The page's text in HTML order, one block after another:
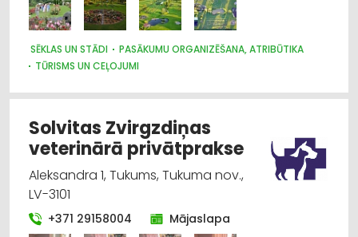
SĒKLAS UN STĀDI
PASĀKUMU ORGANIZĒŠANA, ATRIBŪTIKA
TŪRISMS UN CEĻOJUMI
Solvitas Zvirgzdiņas
veterinārā privātprakse
Aleksandra 1, Tukums, Tukuma nov.,
LV-3101
+371 29158004 Mājaslapa